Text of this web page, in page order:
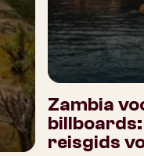
Zambia
reisgids